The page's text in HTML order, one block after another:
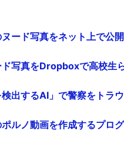
ード写真をネット上で公
写真をDropboxで高校生
検出するAI」で警察をトラ
ルノ動画を作成するプロ